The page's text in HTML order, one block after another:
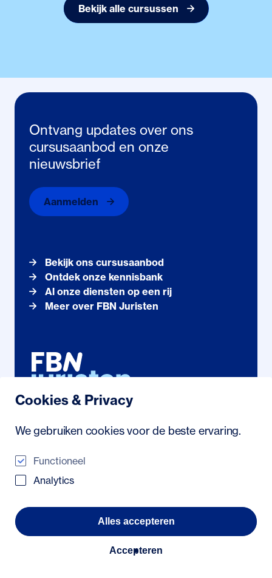
Cookies & Privacy
We gebruiken cookies voor de beste ervaring.
Functioneel
Analytics
Alles accepteren
Accepteren
Bekijk alle cursussen
Ontvang updates over ons
cursusaanbod en onze
nieuwsbrief
Aanmelden
Bekijk ons cursusaanbod
Ontdek onze kennisbank
Al onze diensten op een rij
Meer over FBN Juristen
1081 AS Amsterdam
Algemene voorwaarden
Privacyverklaring
Toegankelijkheidsverklaring